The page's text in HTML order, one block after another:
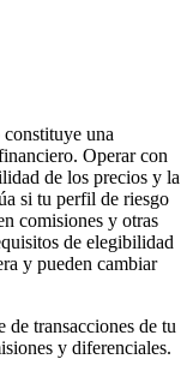
una
Operar con
de los precios y la
si tu perfil de riesgo
comisiones y otras
de elegibilidad
y pueden cambiar
transacciones de tu
y diferenciales.